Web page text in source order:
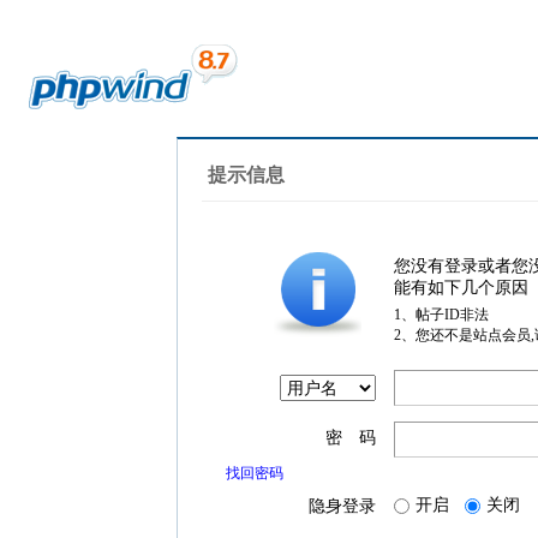
提示信息
您没有登录或者您
能有如下几个原因
1、帖子ID非法
2、您还不是站点会员
密 码
找回密码
隐身登录 开启 关闭